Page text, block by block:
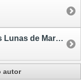
El Guerrero de Marte / Bajo las Lunas de Marte 3
autor